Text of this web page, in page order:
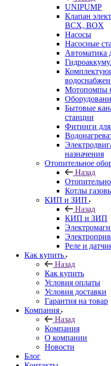
UNIPUMP
Клапан
BCX, BOX
Насосы
Насосные
Автоматика
Мотопомпы
Бытовые
станции
Фитинги
назначения
Отопительное
Назад
Котлы
КИП и ЗИП
Назад
КИП и ЗИП
Реле и
Как купить
Назад
Как купить
Условия оплаты
Условия доставки
Гарантия на товар
Компания
Назад
Компания
О компании
Новости
Блог